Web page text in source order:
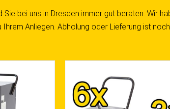
bei uns in Dresden immer gut beraten. Wir
Anliegen. Abholung oder Lieferung ist